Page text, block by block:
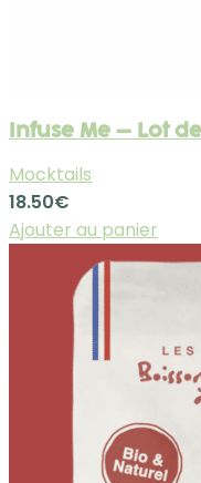
Infuse Me – Lot
Mocktails
18.50€
Ajouter au panier